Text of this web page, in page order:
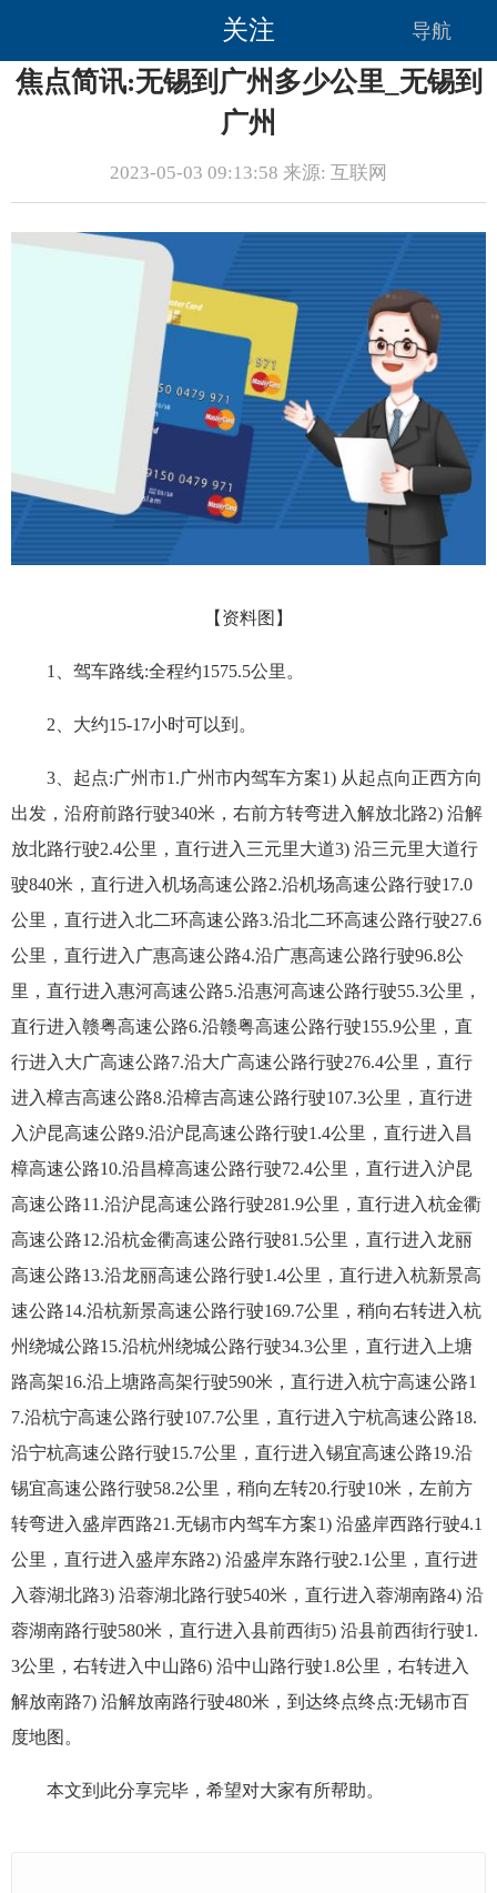
关注 导航
焦点简讯:无锡到广州多少公里_无锡到
广州
2023-05-03 09:13:58 来源: 互联网
【资料图】
1、驾车路线:全程约1575.5公里。
2、大约15-17小时可以到。
3、起点:广州市1.广州市内驾车方案1) 从起点向正西方向
出发，沿府前路行驶340米，右前方转弯进入解放北路2) 沿解
放北路行驶2.4公里，直行进入三元里大道3) 沿三元里大道行
驶840米，直行进入机场高速公路2.沿机场高速公路行驶17.0
公里，直行进入北二环高速公路3.沿北二环高速公路行驶27.6
公里，直行进入广惠高速公路4.沿广惠高速公路行驶96.8公
里，直行进入惠河高速公路5.沿惠河高速公路行驶55.3公里，
直行进入赣粤高速公路6.沿赣粤高速公路行驶155.9公里，直
行进入大广高速公路7.沿大广高速公路行驶276.4公里，直行
进入樟吉高速公路8.沿樟吉高速公路行驶107.3公里，直行进
入沪昆高速公路9.沿沪昆高速公路行驶1.4公里，直行进入昌
樟高速公路10.沿昌樟高速公路行驶72.4公里，直行进入沪昆
高速公路11.沿沪昆高速公路行驶281.9公里，直行进入杭金衢
高速公路12.沿杭金衢高速公路行驶81.5公里，直行进入龙丽
高速公路13.沿龙丽高速公路行驶1.4公里，直行进入杭新景高
速公路14.沿杭新景高速公路行驶169.7公里，稍向右转进入杭
州绕城公路15.沿杭州绕城公路行驶34.3公里，直行进入上塘
路高架16.沿上塘路高架行驶590米，直行进入杭宁高速公路1
7.沿杭宁高速公路行驶107.7公里，直行进入宁杭高速公路18.
沿宁杭高速公路行驶15.7公里，直行进入锡宜高速公路19.沿
锡宜高速公路行驶58.2公里，稍向左转20.行驶10米，左前方
转弯进入盛岸西路21.无锡市内驾车方案1) 沿盛岸西路行驶4.1
公里，直行进入盛岸东路2) 沿盛岸东路行驶2.1公里，直行进
入蓉湖北路3) 沿蓉湖北路行驶540米，直行进入蓉湖南路4) 沿
蓉湖南路行驶580米，直行进入县前西街5) 沿县前西街行驶1.
3公里，右转进入中山路6) 沿中山路行驶1.8公里，右转进入
解放南路7) 沿解放南路行驶480米，到达终点终点:无锡市百
度地图。
本文到此分享完毕，希望对大家有所帮助。